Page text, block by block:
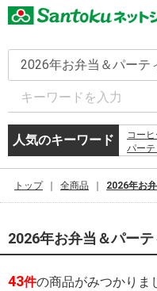
人気のキーワード コーヒ
パーテ
トップ 全商品 2026年お
2026年お弁当＆パー
43件の商品がみつかりま